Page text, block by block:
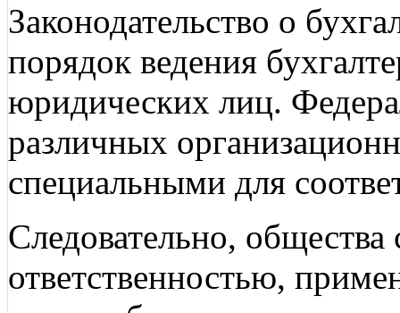
Законодательство о
порядок ведения
юридических лиц.
различных
специальными для
Следовательно, общества
ответственностью,